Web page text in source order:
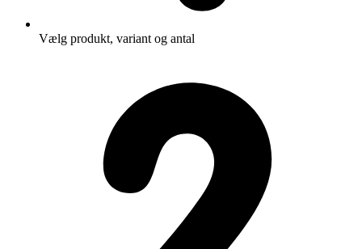
Vælg produkt, variant og antal